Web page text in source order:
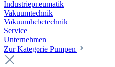
Industriepneumatik
Vakuumtechnik
Vakuumhebetechnik
Service
Unternehmen
Zur Kategorie Pumpen